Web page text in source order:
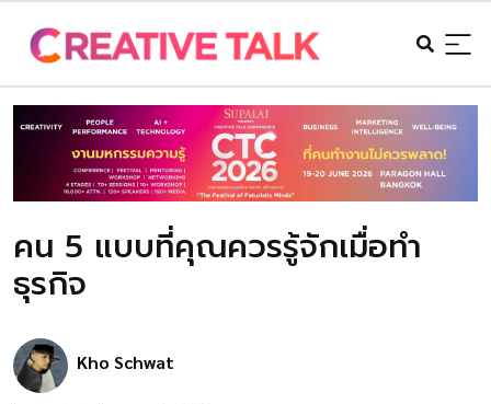
คน 5 แบบที่คุณควรรู้จักเมื่อทำ
ธุรกิจ
Kho Schwat